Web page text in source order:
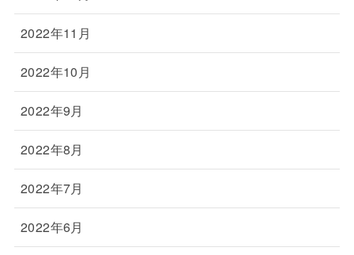
2022年11月
2022年10月
2022年9月
2022年8月
2022年7月
2022年6月